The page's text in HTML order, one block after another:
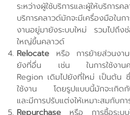
ระหว่างผู้ใช้บริการและผู้ให้บริการ
บริการคลาวด์มักจะมีเครื่องมือในก
งานอยู่มายังระบบใหม่ รวมไปถึง
ใหญ่ขึ้นคลาวด์
Relocate หรือ การย้ายส่วนงาน
ยังที่อื่น เช่น ในการใช้งานคล
Region เดิมไปยังที่ใหม่ เป็นต้น
ใช้งาน โดยรูปแบบนี้มักจะเกิดกั
และมีการปรับแต่งให้เหมาะสมกับก
Repurchase หรือ การซื้อระบ